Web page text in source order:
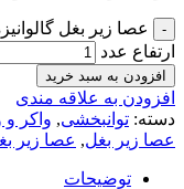
عصا زیر بغل
ارتفاع عدد
افزودن به سبد خرید
افزودن به علاقه مندی
دسته: توانبخشی, واکر و
عصا زیر بغل, عصا زیر
توضیحات